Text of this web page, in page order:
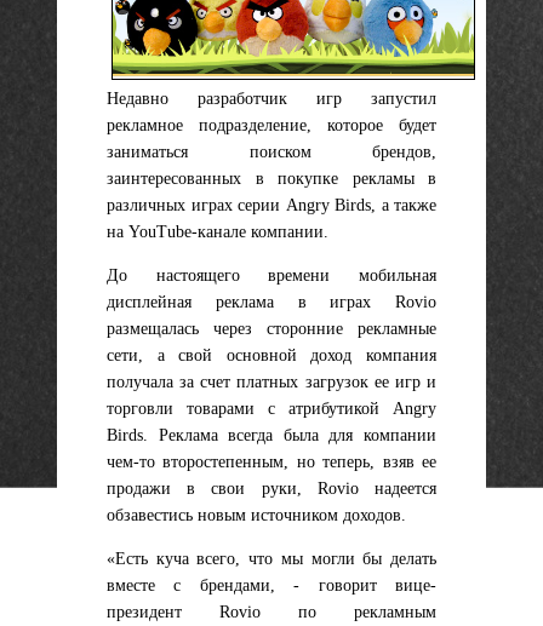
Недавно разработчик игр запустил
рекламное подразделение, которое будет
заниматься поиском брендов,
заинтересованных в покупке рекламы в
различных играх серии Angry Birds, а также
на YouTube-канале компании.
До настоящего времени мобильная
дисплейная реклама в играх Rovio
размещалась через сторонние рекламные
сети, а свой основной доход компания
получала за счет платных загрузок ее игр и
торговли товарами с атрибутикой Angry
Birds. Реклама всегда была для компании
чем-то второстепенным, но теперь, взяв ее
продажи в свои руки, Rovio надеется
обзавестись новым источником доходов.
«Есть куча всего, что мы могли бы делать
вместе с брендами, - говорит вице-
президент Rovio по рекламным